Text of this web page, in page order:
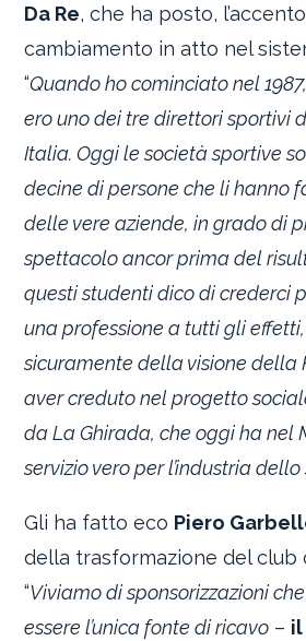
Da Re, che ha posto,
cambiamento in atto nel
“Quando ho cominciato nel
ero uno dei tre direttori sportivi
Italia. Oggi le società sportive
decine di persone che li hanno
delle vere aziende, in grado di
spettacolo ancor prima del
questi studenti dico di crederci
una professione a tutti gli
sicuramente della visione della
aver creduto nel progetto
da La Ghirada, che oggi ha nel
servizio vero per l’industria dello
Gli ha fatto eco Piero
della trasformazione del club
“Viviamo di sponsorizzazioni
essere l’unica fonte di ricavo – il